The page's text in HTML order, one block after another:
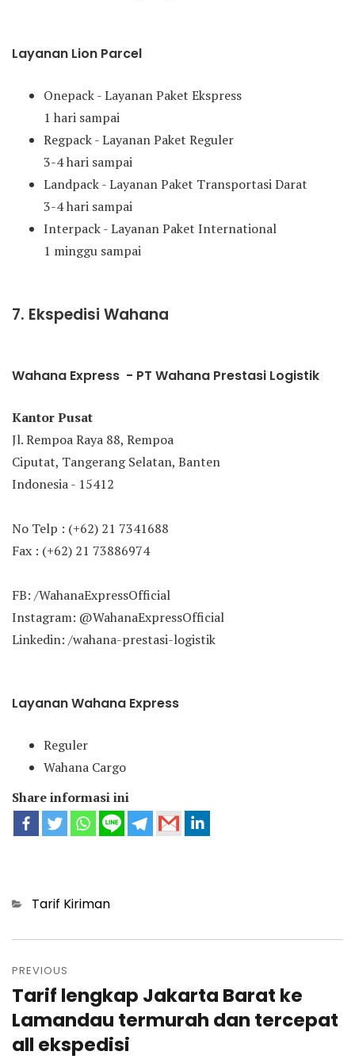
Layanan Lion Parcel
Onepack - Layanan Paket Ekspress
1 hari sampai
Regpack - Layanan Paket Reguler
3-4 hari sampai
Landpack - Layanan Paket Transportasi Darat
3-4 hari sampai
Interpack - Layanan Paket International
1 minggu sampai
7. Ekspedisi Wahana
Wahana Express - PT Wahana Prestasi Logistik
Kantor Pusat
Jl. Rempoa Raya 88, Rempoa
Ciputat, Tangerang Selatan, Banten
Indonesia - 15412
No Telp : (+62) 21 7341688
Fax : (+62) 21 73886974
FB: /WahanaExpressOfficial
Instagram: @WahanaExpressOfficial
Linkedin: /wahana-prestasi-logistik
Layanan Wahana Express
Reguler
Wahana Cargo
Share informasi ini
Categories
Tarif Kiriman
navigation
PREVIOUS
Previous
post:
Tarif lengkap Jakarta Barat ke
Lamandau termurah dan tercepat
all ekspedisi